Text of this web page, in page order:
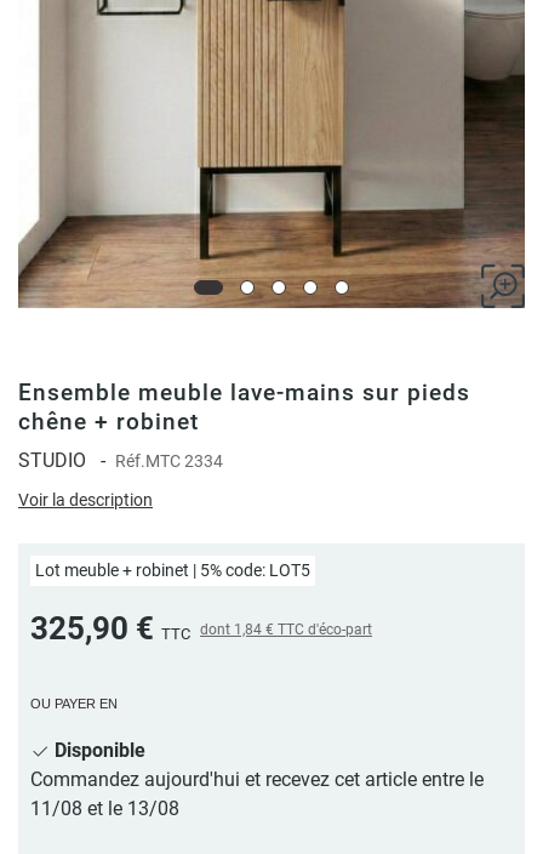
Ensemble meuble lave-mains sur pieds
chêne + robinet
STUDIO - Réf.MTC 2334
Voir la description
Lot meuble + robinet | 5% code: LOT5
325,90 € TTC dont 1,84 € TTC d'éco-part
OU PAYER EN
Disponible
Commandez aujourd'hui et recevez cet article entre le
11/08 et le 13/08